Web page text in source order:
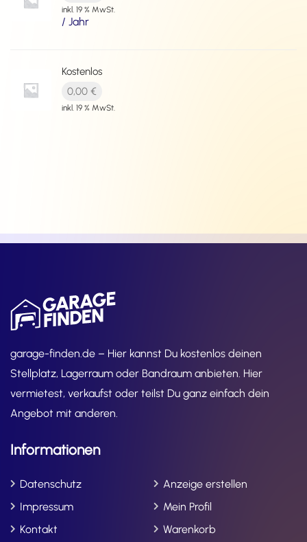
inkl. 19 % MwSt.
/ Jahr
Kostenlos
0,00 €
inkl. 19 % MwSt.
garage-finden.de – Hier kannst Du kostenlos deinen
Stellplatz, Lagerraum oder Bandraum anbieten. Hier
vermietest, verkaufst oder teilst Du ganz einfach dein
Angebot mit anderen.
Informationen
Datenschutz
Impressum
Kontakt
Anzeige erstellen
Mein Profil
Warenkorb